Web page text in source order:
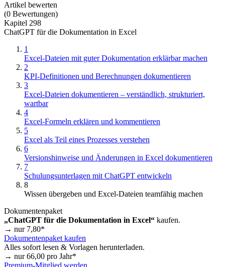
Artikel bewerten
(0 Bewertungen)
Kapitel 298
ChatGPT für die Dokumentation in Excel
1
Excel-Dateien mit guter Dokumentation erklärbar machen
2
KPI-Definitionen und Berechnungen dokumentieren
3
Excel-Dateien dokumentieren – verständlich, strukturiert,
wartbar
4
Excel-Formeln erklären und kommentieren
5
Excel als Teil eines Prozesses verstehen
6
Versionshinweise und Änderungen in Excel dokumentieren
7
Schulungsunterlagen mit ChatGPT entwickeln
8
Wissen übergeben und Excel-Dateien teamfähig machen
Dokumentenpaket
„ChatGPT für die Dokumentation in Excel“ kaufen.
→ nur 7,80*
Dokumentenpaket kaufen
Alles sofort lesen & Vorlagen herunterladen.
→ nur66,00 pro Jahr*